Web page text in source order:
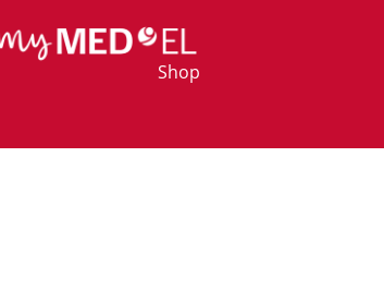
Shop